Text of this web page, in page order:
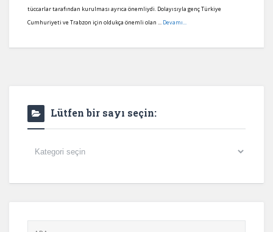
tüccarlar tarafından kurulması ayrıca önemliydi. Dolayısıyla genç Türkiye
Cumhuriyeti ve Trabzon için oldukça önemli olan ... Devamı...
Lütfen bir sayı seçin:
Lütfen